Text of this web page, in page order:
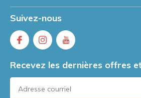
Suivez-nous
Recevez les dernières offres